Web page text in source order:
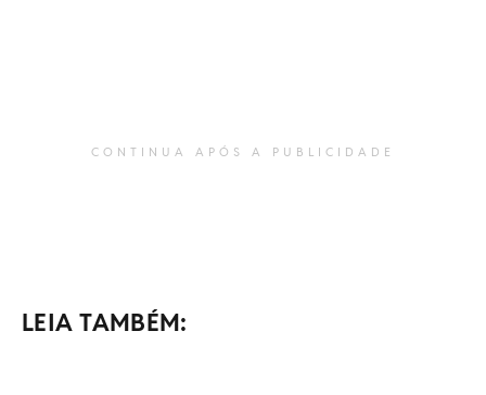
CONTINUA APÓS A PUBLICIDADE
LEIA TAMBÉM: